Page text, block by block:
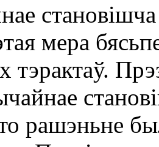
мера
тэрактаў.
рашэньне